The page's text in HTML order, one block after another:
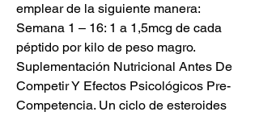
emplear de la siguiente manera:
Semana 1 – 16: 1 a 1,5mcg de cada
péptido por kilo de peso magro.
Suplementación Nutricional Antes De
Competir Y Efectos Psicológicos Pre-
Competencia. Un ciclo de esteroides